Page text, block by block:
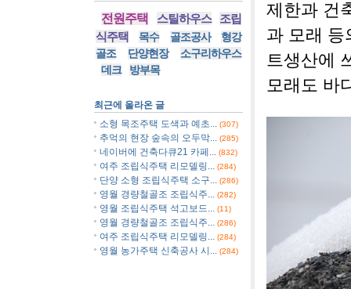
제한과 건
과 모래 등
트생산에
모래도 바
전원주택 스틸하우스
조립
식주택
목수 골조공사
형강
골조
단양현장
소구리하우스
데크
방부목
최근에 올라온 글
소형 목조주택 도색과 예초...
(307)
추억의 현장 숲속의 오두막... (285)
네이버에 건축다큐21 카페... (832)
여주 조립식주택 리모델링... (284)
단양 소형 조립식주택 소구... (286)
영월 경량철골조 조립식주... (282)
영월 조립식주택 석고보드... (11)
영월 경량철골조 조립식주... (286)
여주 조립식주택 리모델링... (284)
영월 농가주택 신축공사 시... (284)